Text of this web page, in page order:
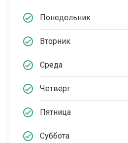
Понедельник
Вторник
Среда
Четверг
Пятница
Суббота